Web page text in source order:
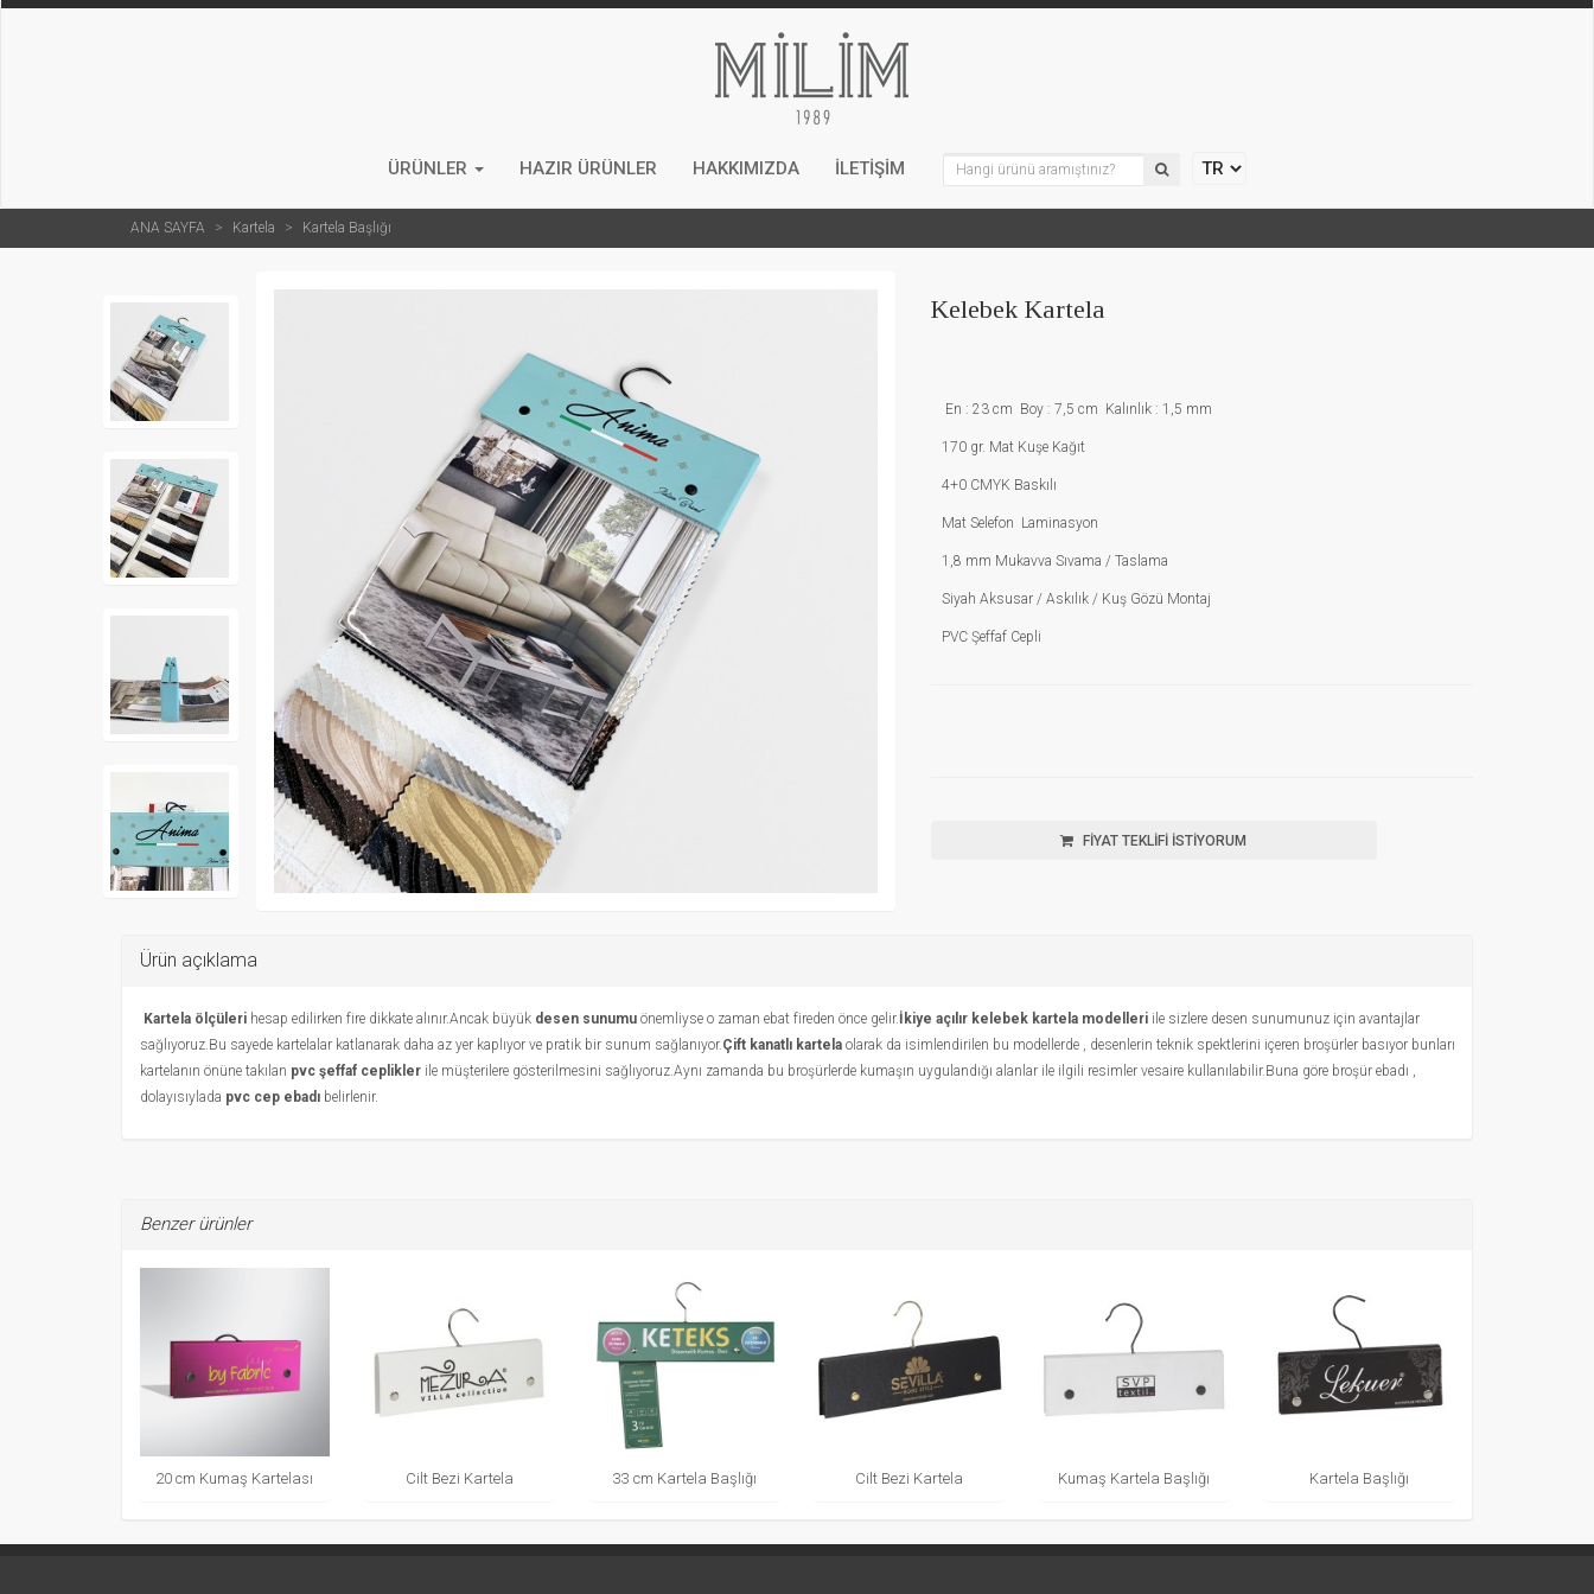
ÜRÜNLER HAZIR ÜRÜNLER HAKKIMIZDA İLETİŞİM
ANA SAYFA Kartela Kartela Başlığı
Kelebek Kartela
En : 23 cm Boy : 7,5 cm Kalınlık : 1,5 mm
170 gr. Mat Kuşe Kağıt
4+0 CMYK Baskılı
Mat Selefon Laminasyon
1,8 mm Mukavva Sıvama / Taslama
Siyah Aksusar / Askılık / Kuş Gözü Montaj
PVC Şeffaf Cepli
FİYAT TEKLİFİ İSTİYORUM
Ürün açıklama
Kartela ölçüleri hesap edilirken fire dikkate alınır.Ancak büyük desen sunumu önemliyse o zaman ebat fireden önce gelir. İkiye açılır kelebek kartela modelleri ile sizlere desen sunumunuz için avantajlar
sağlıyoruz.Bu sayede kartelalar katlanarak daha az yer kaplıyor ve pratik bir sunum sağlanıyor. Çift kanatlı kartela olarak da isimlendirilen bu modellerde , desenlerin teknik spektlerini içeren broşürler basıyor bunları
kartelanın önüne takılan pvc şeffaf ceplikler ile müşterilere gösterilmesini sağlıyoruz.Aynı zamanda bu broşürlerde kumaşın uygulandığı alanlar ile ilgili resimler vesaire kullanılabilir.Buna göre broşür ebadı ,
dolayısıylada pvc cep ebadı belirlenir.
Benzer ürünler
20 cm Kumaş Kartelası Cilt Bezi Kartela 33 cm Kartela Başlığı Cilt Bezi Kartela Kumaş Kartela Başlığı Kartela Başlığı